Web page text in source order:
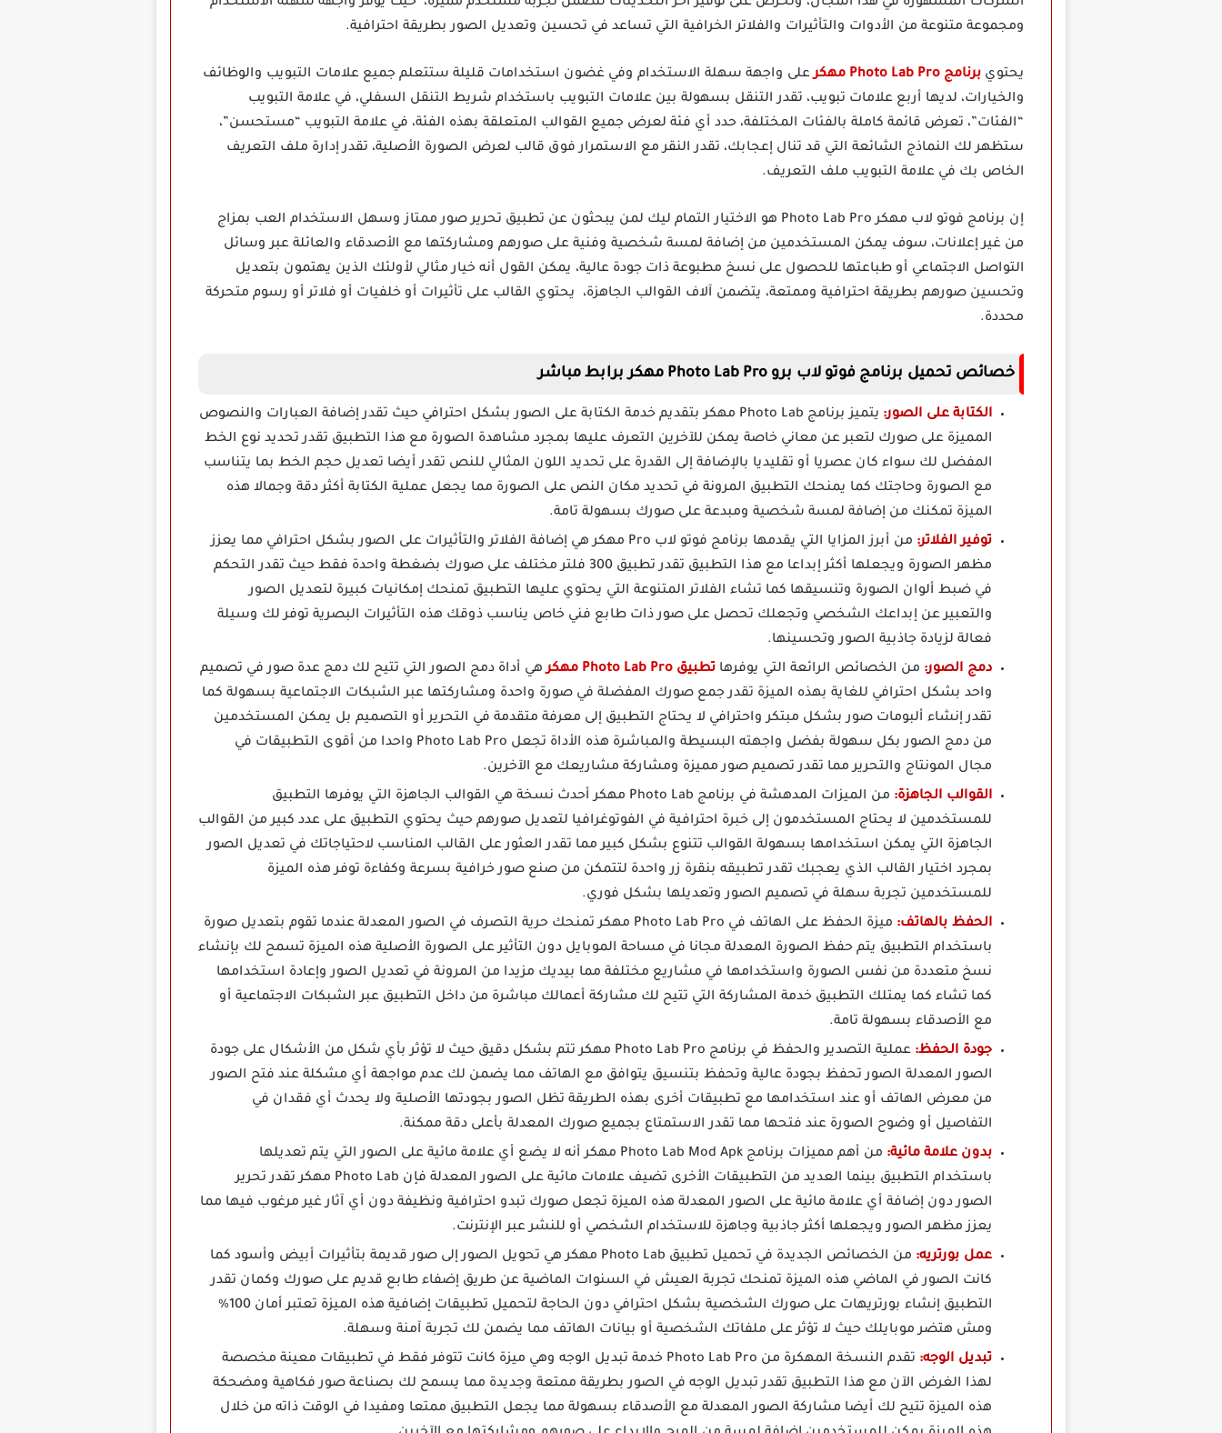
ومجموعة متنوعة من الأدوات والتأثيرات والفلاتر الخرافية التي تساعد في تحسين وتعديل الصور بطريقة احترافية.
يحتوي برنامج Photo Lab Pro مهكر
على واجهة سهلة الاستخدام وفي غضون استخدامات قليلة ستتعلم جميع علامات التبويب والوظائف
والخيارات، لديها أربع علامات تبويب، تقدر التنقل بسهولة بين علامات التبويب باستخدام شريط التنقل السفلي، في علامة التبويب
“الفئات”، تعرض قائمة كاملة بالفئات المختلفة، حدد أي فئة لعرض جميع القوالب المتعلقة بهذه الفئة، في علامة التبويب “مستحسن”،
ستظهر لك النماذج الشائعة التي قد تنال إعجابك، تقدر النقر مع الاستمرار فوق قالب لعرض الصورة الأصلية، تقدر إدارة ملف التعريف
الخاص بك في علامة التبويب ملف التعريف.
إن برنامج فوتو لاب مهكر Photo Lab Pro هو الاختيار التمام ليك لمن يبحثون عن تطبيق تحرير صور ممتاز وسهل الاستخدام العب بمزاج
من غير إعلانات، سوف يمكن المستخدمين من إضافة لمسة شخصية وفنية على صورهم ومشاركتها مع الأصدقاء والعائلة عبر وسائل
التواصل الاجتماعي أو طباعتها للحصول على نسخ مطبوعة ذات جودة عالية، يمكن القول أنه خيار مثالي لأولئك الذين يهتمون بتعديل
وتحسين صورهم بطريقة احترافية وممتعة، يتضمن آلاف القوالب الجاهزة، يحتوي القالب على تأثيرات أو خلفيات أو فلاتر أو رسوم متحركة
محددة.
خصائص تحميل برنامج فوتو لاب برو Photo Lab Pro مهكر برابط مباشر
الكتابة على الصور:
يتميز برنامج Photo Lab مهكر بتقديم خدمة الكتابة على الصور بشكل احترافي حيث تقدر إضافة العبارات والنصوص
المميزة على صورك لتعبر عن معاني خاصة يمكن للآخرين التعرف عليها بمجرد مشاهدة الصورة مع هذا التطبيق تقدر تحديد نوع الخط
المفضل لك سواء كان عصريا أو تقليديا بالإضافة إلى القدرة على تحديد اللون المثالي للنص تقدر أيضا تعديل حجم الخط بما يتناسب
مع الصورة وحاجتك كما يمنحك التطبيق المرونة في تحديد مكان النص على الصورة مما يجعل عملية الكتابة أكثر دقة وجمالا هذه
الميزة تمكنك من إضافة لمسة شخصية ومبدعة على صورك بسهولة تامة.
توفير الفلاتر:
من أبرز المزايا التي يقدمها برنامج فوتو لاب Pro مهكر هي إضافة الفلاتر والتأثيرات على الصور بشكل احترافي مما يعزز
مظهر الصورة ويجعلها أكثر إبداعا مع هذا التطبيق تقدر تطبيق 300 فلتر مختلف على صورك بضغطة واحدة فقط حيث تقدر التحكم
في ضبط ألوان الصورة وتنسيقها كما تشاء الفلاتر المتنوعة التي يحتوي عليها التطبيق تمنحك إمكانيات كبيرة لتعديل الصور
والتعبير عن إبداعك الشخصي وتجعلك تحصل على صور ذات طابع فني خاص يناسب ذوقك هذه التأثيرات البصرية توفر لك وسيلة
فعالة لزيادة جاذبية الصور وتحسينها.
دمج الصور: من الخصائص الرائعة التي يوفرها تطبيق Photo Lab Pro مهكر
هي أداة دمج الصور التي تتيح لك دمج عدة صور في تصميم
واحد بشكل احترافي للغاية بهذه الميزة تقدر جمع صورك المفضلة في صورة واحدة ومشاركتها عبر الشبكات الاجتماعية بسهولة كما
تقدر إنشاء ألبومات صور بشكل مبتكر واحترافي لا يحتاج التطبيق إلى معرفة متقدمة في التحرير أو التصميم بل يمكن المستخدمين
من دمج الصور بكل سهولة بفضل واجهته البسيطة والمباشرة هذه الأداة تجعل Photo Lab Pro واحدا من أقوى التطبيقات في
مجال المونتاج والتحرير مما تقدر تصميم صور مميزة ومشاركة مشاريعك مع الآخرين.
القوالب الجاهزة:
من الميزات المدهشة في برنامج Photo Lab مهكر أحدث نسخة هي القوالب الجاهزة التي يوفرها التطبيق
للمستخدمين لا يحتاج المستخدمون إلى خبرة احترافية في الفوتوغرافيا لتعديل صورهم حيث يحتوي التطبيق على عدد كبير من القوالب
الجاهزة التي يمكن استخدامها بسهولة القوالب تتنوع بشكل كبير مما تقدر العثور على القالب المناسب لاحتياجاتك في تعديل الصور
بمجرد اختيار القالب الذي يعجبك تقدر تطبيقه بنقرة زر واحدة لتتمكن من صنع صور خرافية بسرعة وكفاءة توفر هذه الميزة
للمستخدمين تجربة سهلة في تصميم الصور وتعديلها بشكل فوري.
الحفظ بالهاتف:
ميزة الحفظ على الهاتف في Photo Lab Pro مهكر تمنحك حرية التصرف في الصور المعدلة عندما تقوم بتعديل صورة
باستخدام التطبيق يتم حفظ الصورة المعدلة مجانا في مساحة الموبايل دون التأثير على الصورة الأصلية هذه الميزة تسمح لك بإنشاء
نسخ متعددة من نفس الصورة واستخدامها في مشاريع مختلفة مما بيديك مزيدا من المرونة في تعديل الصور وإعادة استخدامها
كما تشاء كما يمتلك التطبيق خدمة المشاركة التي تتيح لك مشاركة أعمالك مباشرة من داخل التطبيق عبر الشبكات الاجتماعية أو
مع الأصدقاء بسهولة تامة.
جودة الحفظ:
عملية التصدير والحفظ في برنامج Photo Lab Pro مهكر تتم بشكل دقيق حيث لا تؤثر بأي شكل من الأشكال على جودة
الصور المعدلة الصور تحفظ بجودة عالية وتحفظ بتنسيق يتوافق مع الهاتف مما يضمن لك عدم مواجهة أي مشكلة عند فتح الصور
من معرض الهاتف أو عند استخدامها مع تطبيقات أخرى بهذه الطريقة تظل الصور بجودتها الأصلية ولا يحدث أي فقدان في
التفاصيل أو وضوح الصورة عند فتحها مما تقدر الاستمتاع بجميع صورك المعدلة بأعلى دقة ممكنة.
بدون علامة مائية:
من أهم مميزات برنامج Photo Lab Mod Apk مهكر أنه لا يضع أي علامة مائية على الصور التي يتم تعديلها
باستخدام التطبيق بينما العديد من التطبيقات الأخرى تضيف علامات مائية على الصور المعدلة فإن Photo Lab مهكر تقدر تحرير
الصور دون إضافة أي علامة مائية على الصور المعدلة هذه الميزة تجعل صورك تبدو احترافية ونظيفة دون أي آثار غير مرغوب فيها مما
يعزز مظهر الصور ويجعلها أكثر جاذبية وجاهزة للاستخدام الشخصي أو للنشر عبر الإنترنت.
عمل بورتريه:
من الخصائص الجديدة في تحميل تطبيق Photo Lab مهكر هي تحويل الصور إلى صور قديمة بتأثيرات أبيض وأسود كما
كانت الصور في الماضي هذه الميزة تمنحك تجربة العيش في السنوات الماضية عن طريق إضفاء طابع قديم على صورك وكمان تقدر
التطبيق إنشاء بورتريهات على صورك الشخصية بشكل احترافي دون الحاجة لتحميل تطبيقات إضافية هذه الميزة تعتبر أمان 100%
ومش هتضر موبايلك حيث لا تؤثر على ملفاتك الشخصية أو بيانات الهاتف مما يضمن لك تجربة آمنة وسهلة.
تبديل الوجه:
تقدم النسخة المهكرة من Photo Lab Pro خدمة تبديل الوجه وهي ميزة كانت تتوفر فقط في تطبيقات معينة مخصصة
لهذا الغرض الآن مع هذا التطبيق تقدر تبديل الوجه في الصور بطريقة ممتعة وجديدة مما يسمح لك بصناعة صور فكاهية ومضحكة
هذه الميزة تتيح لك أيضا مشاركة الصور المعدلة مع الأصدقاء بسهولة مما يجعل التطبيق ممتعا ومفيدا في الوقت ذاته من خلال